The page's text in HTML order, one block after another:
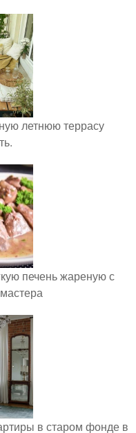
летнюю террасу
печень жареную с
в старом фонде в